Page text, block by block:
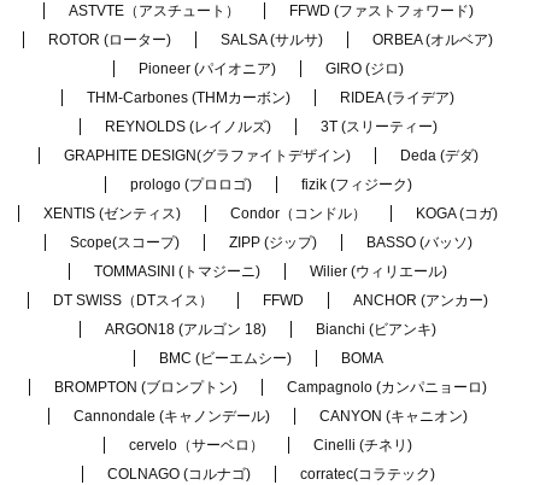
ASTVTE（アスチュート）
FFWD (ファストフォワード)
ROTOR (ローター)
SALSA (サルサ)
ORBEA (オルベア)
Pioneer (パイオニア)
GIRO (ジロ)
THM-Carbones (THMカーボン)
RIDEA (ライデア)
REYNOLDS (レイノルズ)
3T (スリーティー)
GRAPHITE DESIGN(グラファイトデザイン)
Deda (デダ)
prologo (プロロゴ)
fizik (フィジーク)
XENTIS (ゼンティス)
Condor（コンドル）
KOGA (コガ)
Scope(スコープ)
ZIPP (ジップ)
BASSO (バッソ)
TOMMASINI (トマジーニ)
Wilier (ウィリエール)
DT SWISS（DTスイス）
FFWD
ANCHOR (アンカー)
ARGON18 (アルゴン 18)
Bianchi (ビアンキ)
BMC (ビーエムシー)
BOMA
BROMPTON (ブロンプトン)
Campagnolo (カンパニョーロ)
Cannondale (キャノンデール)
CANYON (キャニオン)
cervelo（サーベロ）
Cinelli (チネリ)
COLNAGO (コルナゴ)
corratec(コラテック)